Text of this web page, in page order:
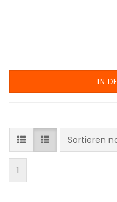
IN
Sortieren
Sortieren
1